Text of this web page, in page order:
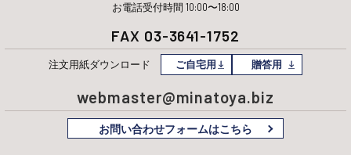
お電話受付時間 10:00〜18:00
FAX 03-3641-1752
注文用紙ダウンロード ご自宅用 贈答用
webmaster@minatoya.biz
お問い合わせフォームはこちら